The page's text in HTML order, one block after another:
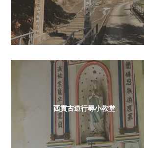
西貢古道行尋小教堂